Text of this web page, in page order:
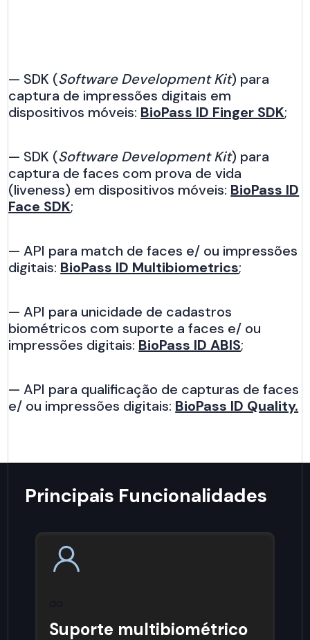
— SDK (Software Development Kit) para
captura de impressões digitais em
dispositivos móveis: BioPass ID Finger SDK;
— SDK (Software Development Kit) para
captura de faces com prova de vida
(liveness) em dispositivos móveis: BioPass ID
Face SDK;
— API para match de faces e/ ou impressões
digitais: BioPass ID Multibiometrics;
— API para unicidade de cadastros
biométricos com suporte a faces e/ ou
impressões digitais: BioPass ID ABIS;
— API para qualificação de capturas de faces
e/ ou impressões digitais: BioPass ID Quality.
Principais Funcionalidades
Suporte multibiométrico